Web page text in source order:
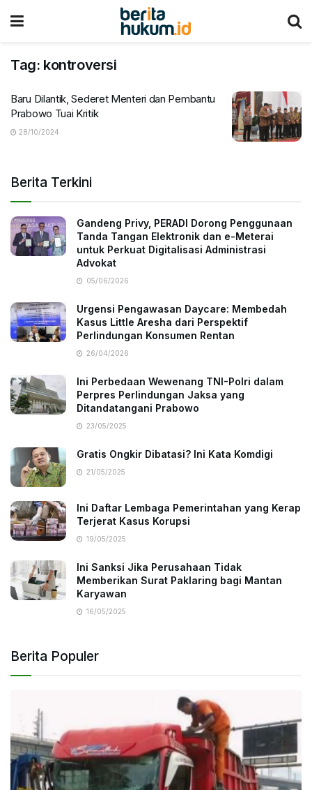
Tag: kontroversi
Baru Dilantik, Sederet Menteri dan Pembantu
Prabowo Tuai Kritik
28/10/2024
Berita Terkini
Gandeng Privy, PERADI Dorong Penggunaan
Tanda Tangan Elektronik dan e-Meterai
untuk Perkuat Digitalisasi Administrasi
Advokat
05/06/2026
Urgensi Pengawasan Daycare: Membedah
Kasus Little Aresha dari Perspektif
Perlindungan Konsumen Rentan
26/04/2026
Ini Perbedaan Wewenang TNI-Polri dalam
Perpres Perlindungan Jaksa yang
Ditandatangani Prabowo
23/05/2025
Gratis Ongkir Dibatasi? Ini Kata Komdigi
21/05/2025
Ini Daftar Lembaga Pemerintahan yang Kerap
Terjerat Kasus Korupsi
19/05/2025
Ini Sanksi Jika Perusahaan Tidak
Memberikan Surat Paklaring bagi Mantan
Karyawan
16/05/2025
Berita Populer